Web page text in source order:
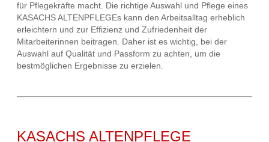
für Pflegekräfte macht. Die richtige Auswahl und Pflege eines
KASACHS ALTENPFLEGEs kann den Arbeitsalltag erheblich
erleichtern und zur Effizienz und Zufriedenheit der
Mitarbeiterinnen beitragen. Daher ist es wichtig, bei der
Auswahl auf Qualität und Passform zu achten, um die
bestmöglichen Ergebnisse zu erzielen.
KASACHS ALTENPFLEGE